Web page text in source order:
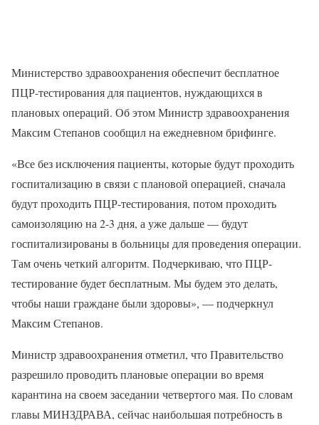
Министерство здравоохранения обеспечит бесплатное
ПЦР-тестирования для пациентов, нуждающихся в
плановых операций. Об этом Министр здравоохранения
Максим Степанов сообщил на ежедневном брифинге.
«Все без исключения пациенты, которые будут проходить
госпитализацию в связи с плановой операцией, сначала
будут проходить ПЦР-тестирования, потом проходить
самоизоляцию на 2-3 дня, а уже дальше — будут
госпитализированы в больницы для проведения операции.
Там очень четкий алгоритм. Подчеркиваю, что ПЦР-
тестирование будет бесплатным. Мы будем это делать,
чтобы наши граждане были здоровы», — подчеркнул
Максим Степанов.
Министр здравоохранения отметил, что Правительство
разрешило проводить плановые операции во время
карантина на своем заседании четвертого мая. По словам
главы МИНЗДРАВА, сейчас наибольшая потребность в